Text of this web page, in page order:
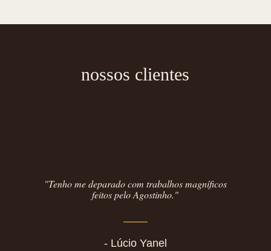
nossos clientes
"Tenho me deparado com trabalhos magníficos
feitos pelo Agostinho."
- Lúcio Yanel